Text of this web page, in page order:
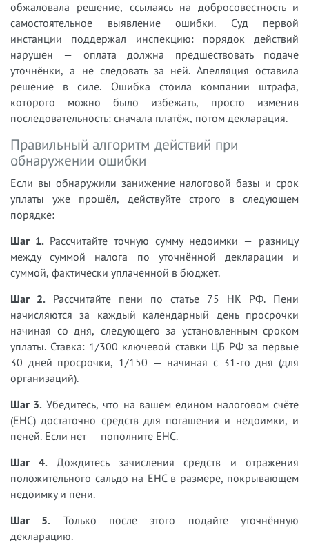
обжаловала решение, ссылаясь на добросовестность и
самостоятельное выявление ошибки. Суд первой
инстанции поддержал инспекцию: порядок действий
нарушен — оплата должна предшествовать подаче
уточнёнки, а не следовать за ней. Апелляция оставила
решение в силе. Ошибка стоила компании штрафа,
которого можно было избежать, просто изменив
последовательность: сначала платёж, потом декларация.
Правильный алгоритм действий при
обнаружении ошибки
Если вы обнаружили занижение налоговой базы и срок
уплаты уже прошёл, действуйте строго в следующем
порядке:
Шаг 1. Рассчитайте точную сумму недоимки — разницу
между суммой налога по уточнённой декларации и
суммой, фактически уплаченной в бюджет.
Шаг 2. Рассчитайте пени по статье 75 НК РФ. Пени
начисляются за каждый календарный день просрочки
начиная со дня, следующего за установленным сроком
уплаты. Ставка: 1/300 ключевой ставки ЦБ РФ за первые
30 дней просрочки, 1/150 — начиная с 31-го дня (для
организаций).
Шаг 3. Убедитесь, что на вашем едином налоговом счёте
(ЕНС) достаточно средств для погашения и недоимки, и
пеней. Если нет — пополните ЕНС.
Шаг 4. Дождитесь зачисления средств и отражения
положительного сальдо на ЕНС в размере, покрывающем
недоимку и пени.
Шаг 5. Только после этого подайте уточнённую
декларацию.